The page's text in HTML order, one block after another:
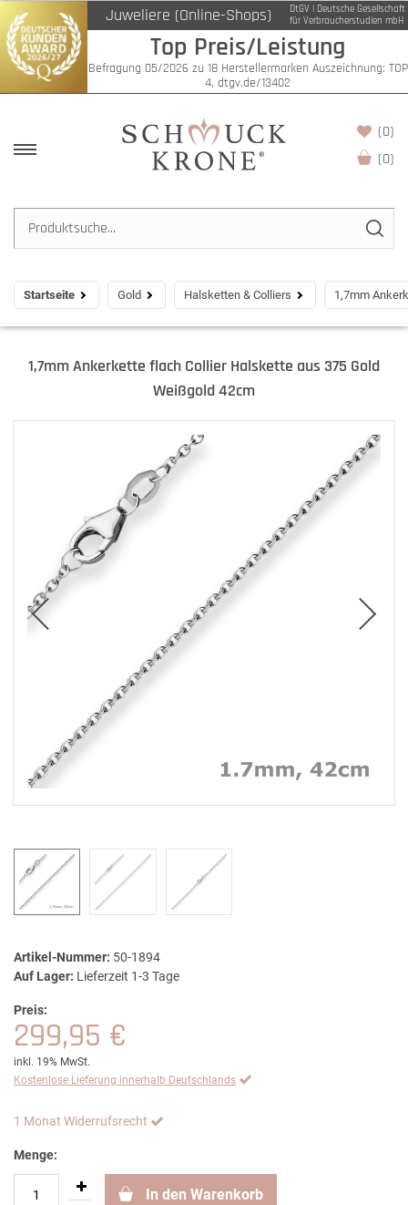
Juweliere (Online-Shops)
DtGV | Deutsche Gesellschaft
für Verbraucherstudien mbH
Top Preis/Leistung
Befragung 05/2026 zu 18 Herstellermarken Auszeichnung: TOP
4, dtgv.de/13402
(0)
(0)
Startseite Gold Halsketten & Colliers 1,7mm
1,7mm Ankerkette flach Collier Halskette aus 375 Gold
Weißgold 42cm
Artikel-Nummer: 50-1894
Auf Lager: Lieferzeit 1-3 Tage
Preis:
299,95 €
inkl. 19% MwSt.
Kostenlose Lieferung innerhalb Deutschlands
1 Monat Widerrufsrecht
Menge:
In den Warenkorb